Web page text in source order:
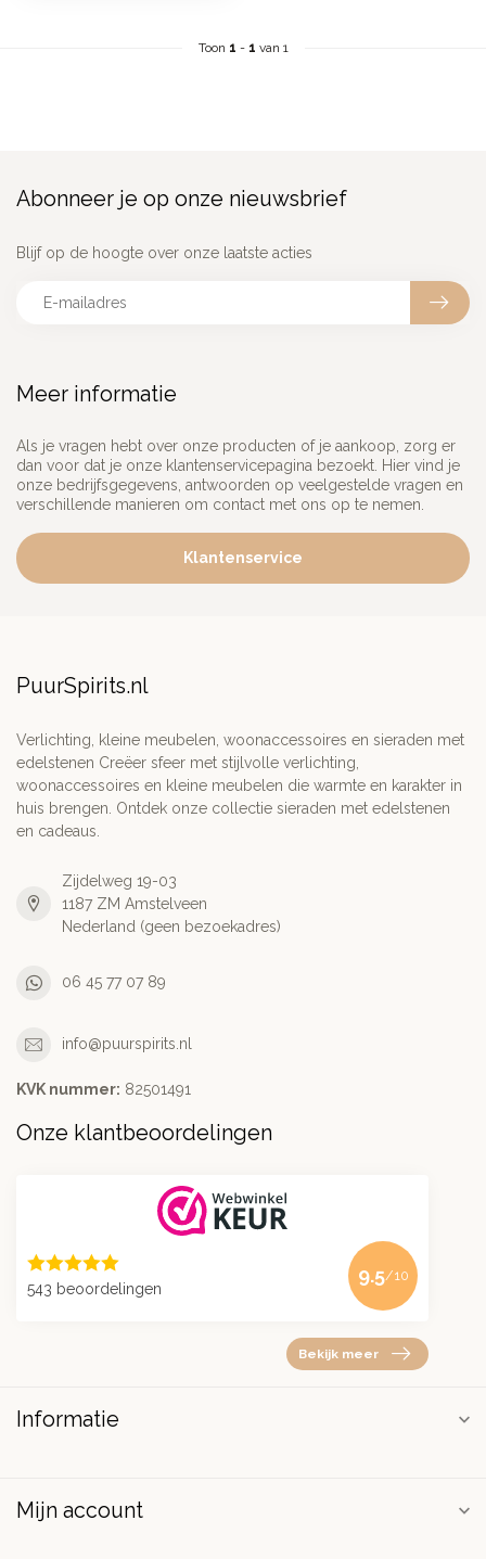
Toon 1 - 1 van 1
Meer informatie
Als je vragen hebt over onze producten of je aankoop, zorg er
dan voor dat je onze klantenservicepagina bezoekt. Hier vind je
onze bedrijfsgegevens, antwoorden op veelgestelde vragen en
verschillende manieren om contact met ons op te nemen.
Klantenservice
Abonneer je op onze nieuwsbrief
Blijf op de hoogte over onze laatste acties
PuurSpirits.nl
Verlichting, kleine meubelen, woonaccessoires en sieraden met
edelstenen Creëer sfeer met stijlvolle verlichting,
woonaccessoires en kleine meubelen die warmte en karakter in
huis brengen. Ontdek onze collectie sieraden met edelstenen
en cadeaus.
Zijdelweg 19-03
1187 ZM Amstelveen
Nederland (geen bezoekadres)
06 45 77 07 89
info@puurspirits.nl
KVK nummer: 82501491
Onze klantbeoordelingen
543 beoordelingen
9.5/10
Bekijk meer
Informatie
Mijn account